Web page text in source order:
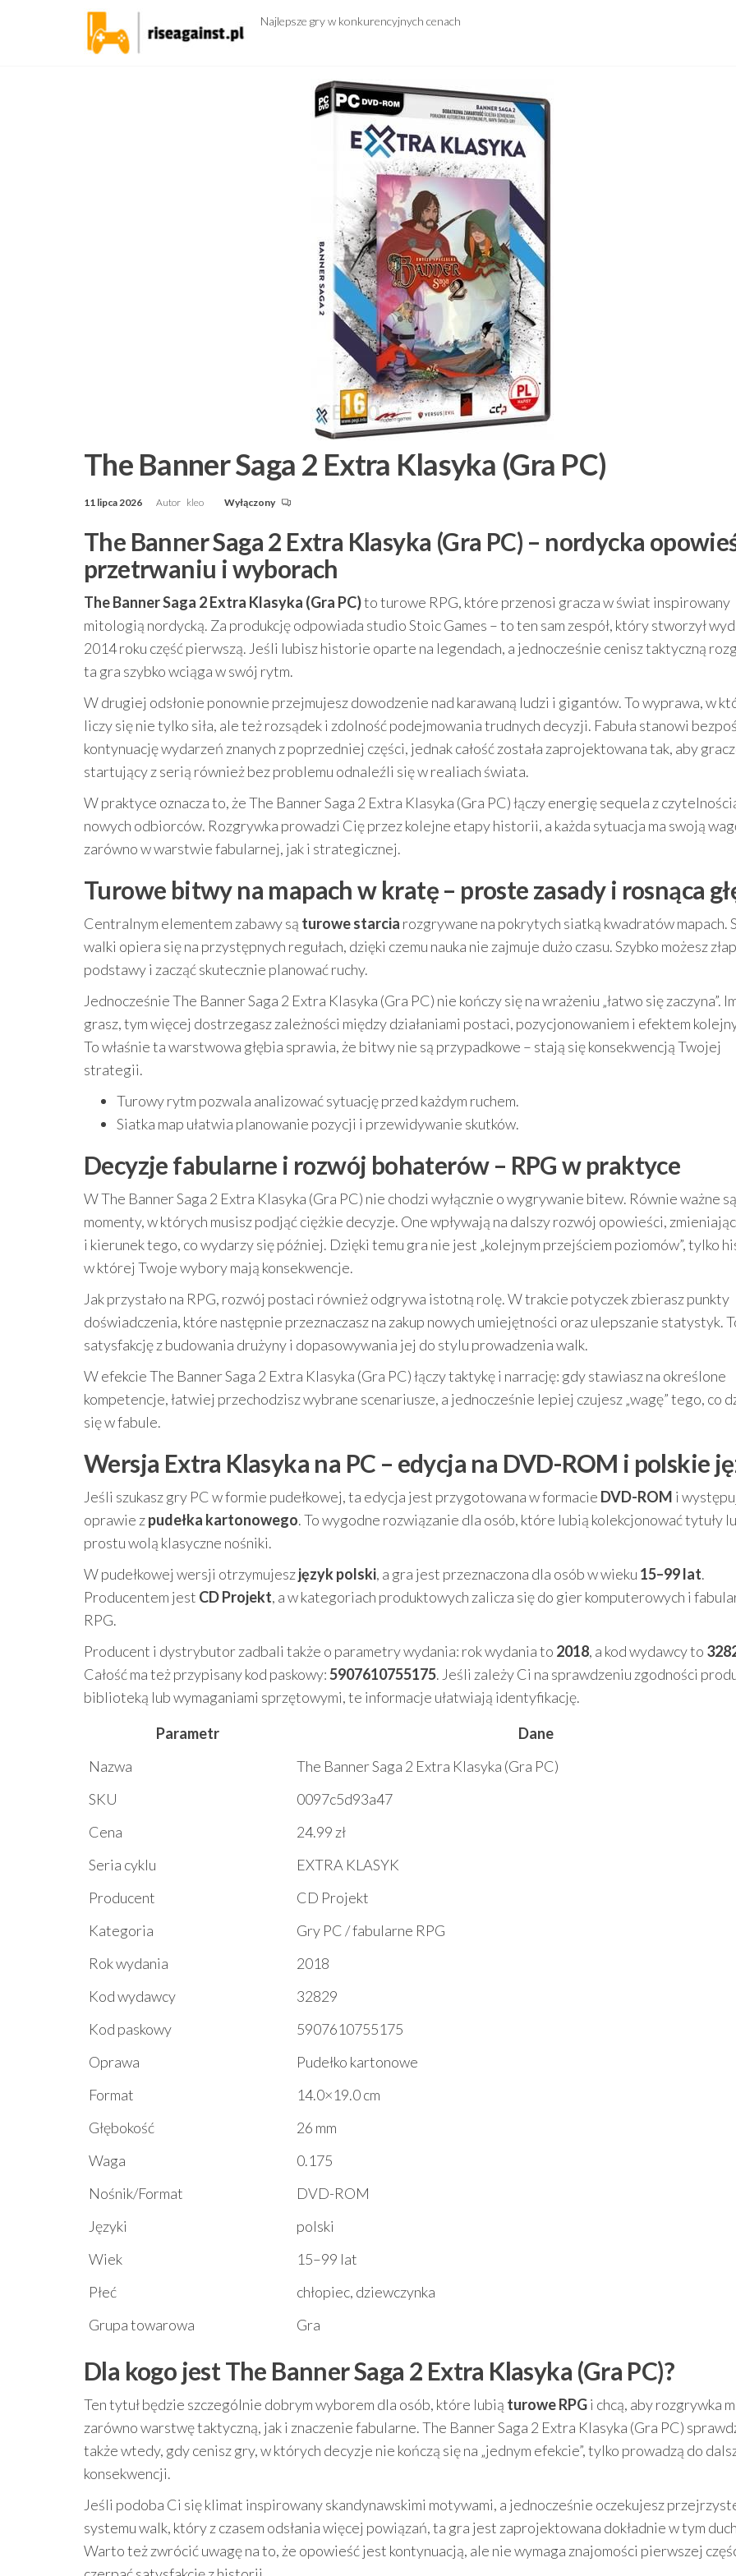
Najlepsze gry w konkurencyjnych cenach
The Banner Saga 2 Extra Klasyka (Gra PC)
11 lipca 2026 Autor kleo Wyłączony
The Banner Saga 2 Extra Klasyka (Gra PC) – nordycka
przetrwaniu i wyborach
The Banner Saga 2 Extra Klasyka (Gra PC)to turowe RPG, które przenosi gracza w świat inspirowany
mitologią nordycką. Za produkcję odpowiada studio Stoic Games – to ten sam zespół, który stworzył
2014 roku część pierwszą. Jeśli lubisz historie oparte na legendach, a jednocześnie cenisz taktyczną
ta gra szybko wciąga w swój rytm.
W drugiej odsłonie ponownie przejmujesz dowodzenie nad karawaną ludzi i gigantów. To wyprawa, w
liczy się nie tylko siła, ale też rozsądek i zdolność podejmowania trudnych decyzji. Fabuła stanowi
kontynuację wydarzeń znanych z poprzedniej części, jednak całość została zaprojektowana tak, aby
startujący z serią również bez problemu odnaleźli się w realiach świata.
W praktyce oznacza to, że The Banner Saga 2 Extra Klasyka (Gra PC) łączy energię sequela z
nowych odbiorców. Rozgrywka prowadzi Cię przez kolejne etapy historii, a każda sytuacja ma swoją
zarówno w warstwie fabularnej, jak i strategicznej.
Turowe bitwy na mapach w kratę – proste zasady i rosnąca
Centralnym elementem zabawy są turowe starcia rozgrywane na pokrytych siatką kwadratów mapach.
walki opiera się na przystępnych regułach, dzięki czemu nauka nie zajmuje dużo czasu. Szybko możesz
podstawy i zacząć skutecznie planować ruchy.
Jednocześnie The Banner Saga 2 Extra Klasyka (Gra PC) nie kończy się na wrażeniu „łatwo się zaczyna”.
grasz, tym więcej dostrzegasz zależności między działaniami postaci, pozycjonowaniem i efektem
To właśnie ta warstwowa głębia sprawia, że bitwy nie są przypadkowe – stają się konsekwencją Twojej
strategii.
Turowy rytm pozwala analizować sytuację przed każdym ruchem.
Siatka map ułatwia planowanie pozycji i przewidywanie skutków.
Decyzje fabularne i rozwój bohaterów – RPG w praktyce
W The Banner Saga 2 Extra Klasyka (Gra PC) nie chodzi wyłącznie o wygrywanie bitew. Równie ważne są
momenty, w których musisz podjąć ciężkie decyzje. One wpływają na dalszy rozwój opowieści,
i kierunek tego, co wydarzy się później. Dzięki temu gra nie jest „kolejnym przejściem poziomów”, tylko
w której Twoje wybory mają konsekwencje.
Jak przystało na RPG, rozwój postaci również odgrywa istotną rolę. W trakcie potyczek zbierasz punkty
doświadczenia, które następnie przeznaczasz na zakup nowych umiejętności oraz ulepszanie statystyk.
satysfakcję z budowania drużyny i dopasowywania jej do stylu prowadzenia walk.
W efekcie The Banner Saga 2 Extra Klasyka (Gra PC) łączy taktykę i narrację: gdy stawiasz na określone
kompetencje, łatwiej przechodzisz wybrane scenariusze, a jednocześnie lepiej czujesz „wagę” tego, co
się w fabule.
Wersja Extra Klasyka na PC – edycja na DVD-ROM i polskie
Jeśli szukasz gry PC w formie pudełkowej, ta edycja jest przygotowana w formacie DVD-ROM i
oprawie zpudełka kartonowego. To wygodne rozwiązanie dla osób, które lubią kolekcjonować tytuły
prostu wolą klasyczne nośniki.
W pudełkowej wersji otrzymujeszjęzyk polski, a gra jest przeznaczona dla osób w wieku 15–99 lat.
Producentem jest CD Projekt, a w kategoriach produktowych zalicza się do gier komputerowych i
RPG.
Producent i dystrybutor zadbali także o parametry wydania: rok wydania to 2018, a kod wydawcy to
Całość ma też przypisany kod paskowy:5907610755175. Jeśli zależy Ci na sprawdzeniu zgodności
biblioteką lub wymaganiami sprzętowymi, te informacje ułatwiają identyfikację.
Parametr
Dane
Nazwa
The Banner Saga 2 Extra Klasyka (Gra PC)
SKU
0097c5d93a47
Cena
24.99 zł
Seria cyklu
EXTRA KLASYK
Producent
CD Projekt
Kategoria
Gry PC / fabularne RPG
Rok wydania
2018
Kod wydawcy
32829
Kod paskowy
5907610755175
Oprawa
Pudełko kartonowe
Format
14.0×19.0 cm
Głębokość
26 mm
Waga
0.175
Nośnik/Format
DVD-ROM
Języki
polski
Wiek
15–99 lat
Płeć
chłopiec, dziewczynka
Grupa towarowa
Gra
Dla kogo jest The Banner Saga 2 Extra Klasyka (Gra PC)?
Ten tytuł będzie szczególnie dobrym wyborem dla osób, które lubią turowe RPGi chcą, aby rozgrywka
zarówno warstwę taktyczną, jak i znaczenie fabularne. The Banner Saga 2 Extra Klasyka (Gra PC)
także wtedy, gdy cenisz gry, w których decyzje nie kończą się na „jednym efekcie”, tylko prowadzą do
konsekwencji.
Jeśli podoba Ci się klimat inspirowany skandynawskimi motywami, a jednocześnie oczekujesz
systemu walk, który z czasem odsłania więcej powiązań, ta gra jest zaprojektowana dokładnie w tym
Warto też zwrócić uwagę na to, że opowieść jest kontynuacją, ale nie wymaga znajomości pierwszej